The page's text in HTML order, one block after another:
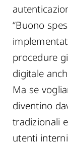
“Buono
procedure
digitale
Ma se
diventino
tradizionali
utenti